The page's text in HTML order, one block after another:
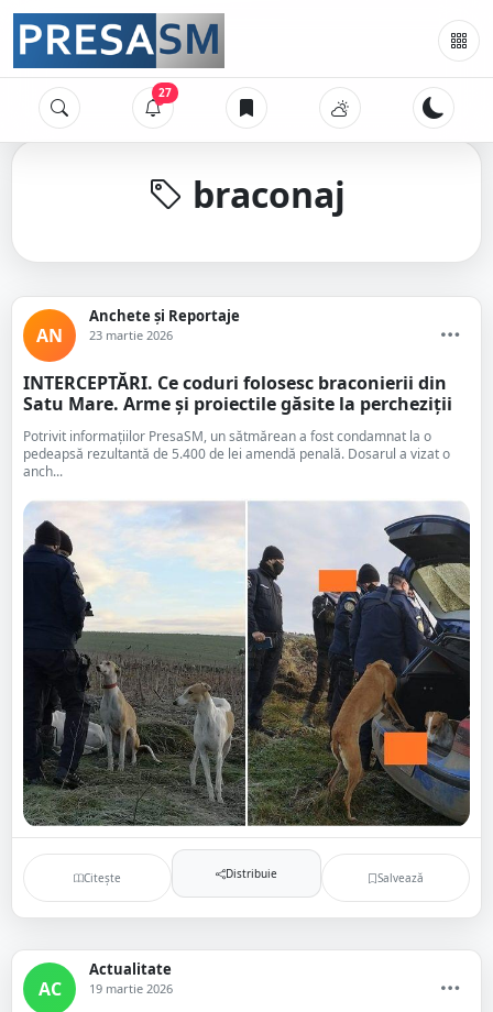
27
braconaj
AN
Anchete și Reportaje
23 martie 2026
INTERCEPTĂRI. Ce coduri folosesc braconierii din
Satu Mare. Arme și proiectile găsite la percheziții
Potrivit informațiilor PresaSM, un sătmărean a fost condamnat la o
pedeapsă rezultantă de 5.400 de lei amendă penală. Dosarul a vizat o
anch...
Citește Distribuie Salvează
AC
Actualitate
19 martie 2026